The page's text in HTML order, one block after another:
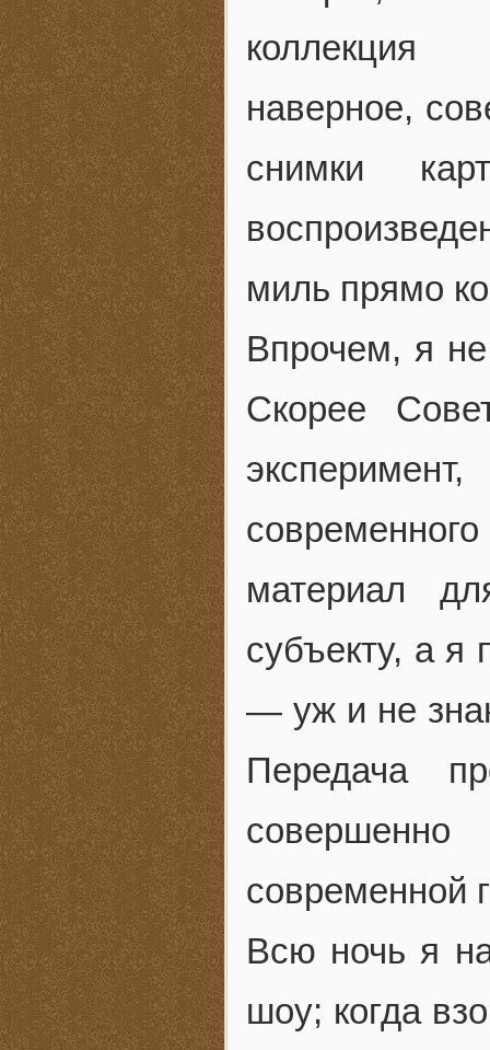
коллекция
наверное,
снимки
миль прямо
Впрочем, я
Скорее
материал
субъекту, а я
— уж и не
Передача
современной
Всю ночь я
шоу; когда